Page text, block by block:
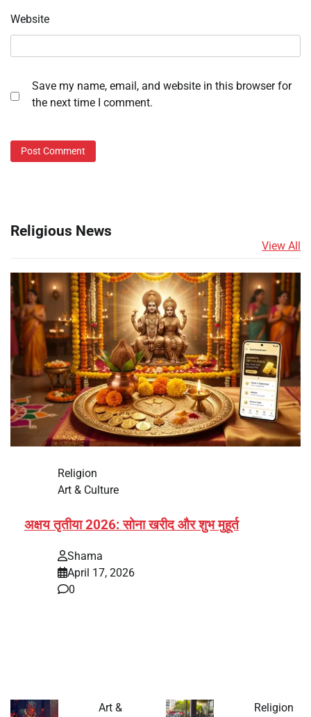
Website
Save my name, email, and website in this browser for
the next time I comment.
Religious News
View All
Religion
Art & Culture
अक्षय तृतीया 2026: सोना खरीद और शुभ मुहूर्त
Shama
April 17, 2026
0
Art &
Religion